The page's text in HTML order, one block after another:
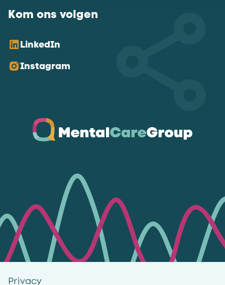
Kom ons volgen
LinkedIn
Instagram
Privacy